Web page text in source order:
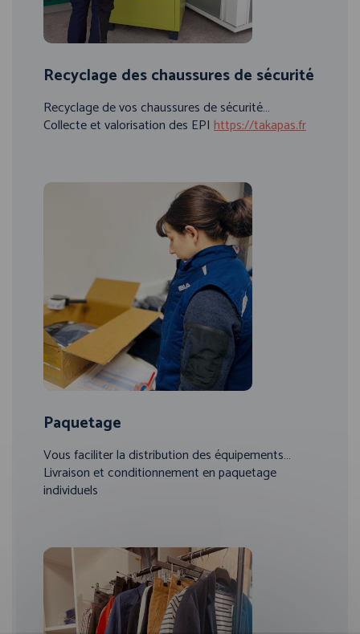
Recyclage des chaussures de sécurité
Recyclage de vos chaussures de sécurité…
Collecte et valorisation des EPI https://takapas.fr
Paquetage
Vous faciliter la distribution des équipements…
Livraison et conditionnement en paquetage
individuels